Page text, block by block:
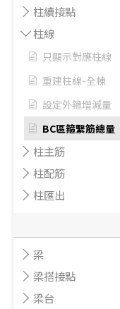
柱續接點
柱線
只顯示對應柱線
重建柱線-全棟
設定外箍增減量
BC區箍繫筋總量
柱主筋
柱配筋
柱匯出
梁
梁搭接點
梁台